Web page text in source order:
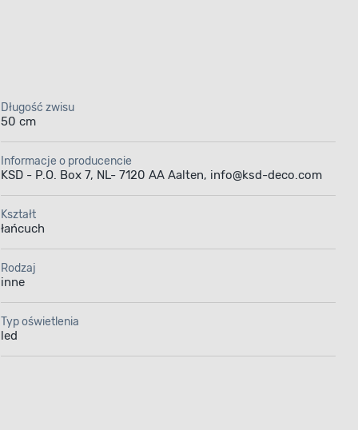
Długość zwisu
50 cm
Informacje o producencie
KSD - P.O. Box 7, NL- 7120 AA Aalten, info@ksd-deco.com
Kształt
łańcuch
Rodzaj
inne
Typ oświetlenia
led